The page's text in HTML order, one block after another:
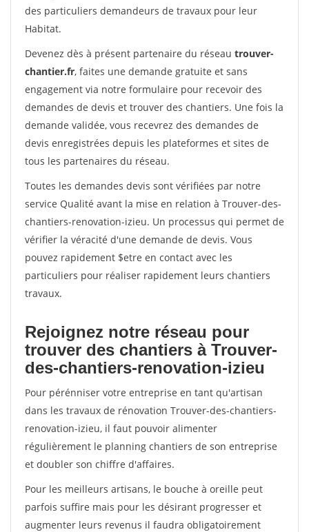
des particuliers demandeurs de travaux pour leur
Habitat.
Devenez dès à présent partenaire du réseau trouver-
chantier.fr, faites une demande gratuite et sans
engagement via notre formulaire pour recevoir des
demandes de devis et trouver des chantiers. Une fois la
demande validée, vous recevrez des demandes de
devis enregistrées depuis les plateformes et sites de
tous les partenaires du réseau.
Toutes les demandes devis sont vérifiées par notre
service Qualité avant la mise en relation à Trouver-des-
chantiers-renovation-izieu. Un processus qui permet de
vérifier la véracité d'une demande de devis. Vous
pouvez rapidement $etre en contact avec les
particuliers pour réaliser rapidement leurs chantiers
travaux.
Rejoignez notre réseau pour
trouver des chantiers à Trouver-
des-chantiers-renovation-izieu
Pour pérénniser votre entreprise en tant qu'artisan
dans les travaux de rénovation Trouver-des-chantiers-
renovation-izieu, il faut pouvoir alimenter
régulièrement le planning chantiers de son entreprise
et doubler son chiffre d'affaires.
Pour les meilleurs artisans, le bouche à oreille peut
parfois suffire mais pour les désirant progresser et
augmenter leurs revenus il faudra obligatoirement